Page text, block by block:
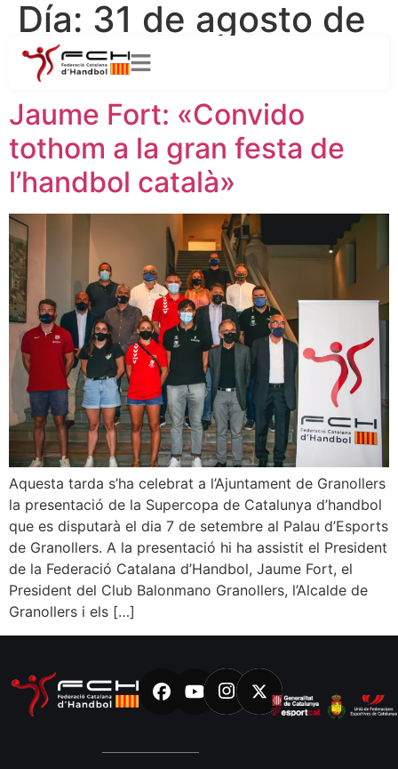
Día: 31 de agosto de
2021
Jaume Fort: «Convido
tothom a la gran festa de
l’handbol català»
Aquesta tarda s’ha celebrat a l’Ajuntament de Granollers
la presentació de la Supercopa de Catalunya d’handbol
que es disputarà el dia 7 de setembre al Palau d’Esports
de Granollers. A la presentació hi ha assistit el President
de la Federació Catalana d’Handbol, Jaume Fort, el
President del Club Balonmano Granollers, l’Alcalde de
Granollers i els […]